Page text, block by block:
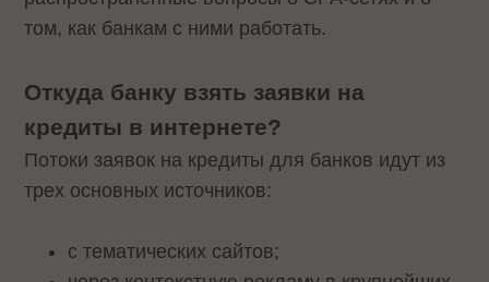
том, как банкам с ними работать.
Откуда банку взять заявки на
кредиты в интернете?
Потоки заявок на кредиты для банков идут из
трех основных источников:
с тематических сайтов;